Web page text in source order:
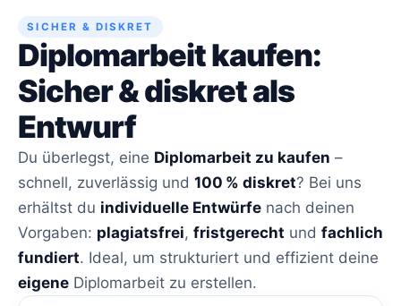
SICHER & DISKRET
Diplomarbeit kaufen:
Sicher & diskret als
Entwurf
Du überlegst, eine Diplomarbeit zu kaufen –
schnell, zuverlässig und 100 % diskret? Bei uns
erhältst du individuelle Entwürfe nach deinen
Vorgaben: plagiatsfrei, fristgerecht und fachlich
fundiert. Ideal, um strukturiert und effizient deine
eigene Diplomarbeit zu erstellen.